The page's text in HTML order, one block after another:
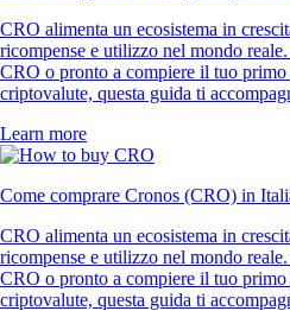
CRO alimenta un ecosistema in
ricompense e utilizzo nel mondo
CRO o pronto a compiere il tuo
criptovalute, questa guida ti
Learn more
Come comprare Cronos (CRO) in
CRO alimenta un ecosistema in
ricompense e utilizzo nel mondo
CRO o pronto a compiere il tuo
criptovalute, questa guida ti